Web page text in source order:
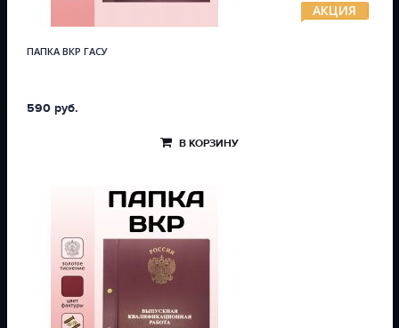
АКЦИЯ
ПАПКА ВКР ГАСУ
590 руб.
В КОРЗИНУ